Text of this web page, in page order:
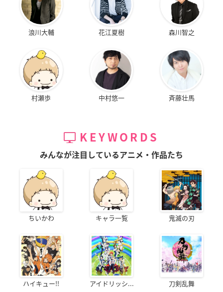
浪川大輔 花江夏樹 森川智之
村瀬歩 中村悠一 斉藤壮馬
KEYWORDS
みんなが注目しているアニメ・作品たち
ちいかわ キャラ一覧 鬼滅の刃
ハイキュー!! アイドリッシ... 刀剣乱舞